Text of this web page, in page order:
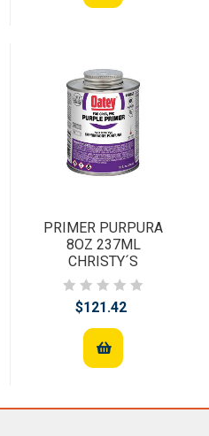
PRIMER PURPURA
8OZ 237ML
CHRISTY´S
$121.42